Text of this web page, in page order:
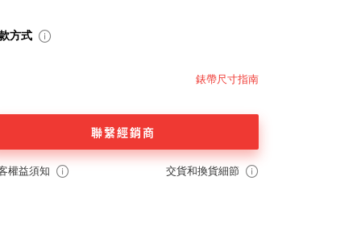
方式
錶帶尺寸指南
聯繫經銷商
權益須知 交貨和換貨細節